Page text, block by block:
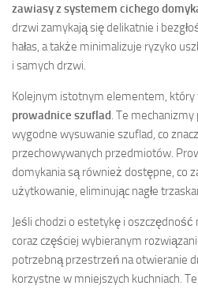
zawiasy z systemem cichego
drzwi zamykają się delikatnie i
hałas, a także minimalizuje ryzyko
i samych drzwi.
Kolejnym istotnym elementem,
prowadnice szuflad. Te mechanizmy
wygodne wysuwanie szuflad, co
przechowywanych przedmiotów.
domykania są również dostępne, co
użytkowanie, eliminując nagłe
Jeśli chodzi o estetykę i oszczędność
coraz częściej wybieranym
potrzebną przestrzeń na otwieranie
korzystne w mniejszych kuchniach.